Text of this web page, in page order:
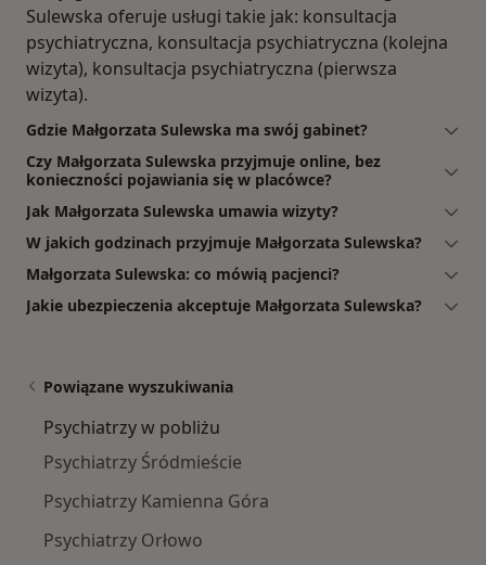
Sulewska oferuje usługi takie jak: konsultacja
psychiatryczna, konsultacja psychiatryczna (kolejna
wizyta), konsultacja psychiatryczna (pierwsza
wizyta).
Gdzie Małgorzata Sulewska ma swój gabinet?
Czy Małgorzata Sulewska przyjmuje online, bez
konieczności pojawiania się w placówce?
Jak Małgorzata Sulewska umawia wizyty?
W jakich godzinach przyjmuje Małgorzata Sulewska?
Małgorzata Sulewska: co mówią pacjenci?
Jakie ubezpieczenia akceptuje Małgorzata Sulewska?
Powiązane wyszukiwania
Psychiatrzy w pobliżu
Psychiatrzy Śródmieście
Psychiatrzy Kamienna Góra
Psychiatrzy Orłowo